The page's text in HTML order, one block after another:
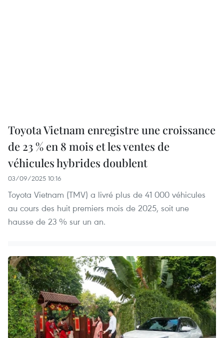
Toyota Vietnam enregistre une croissance
de 23 % en 8 mois et les ventes de
véhicules hybrides doublent
03/09/2025 10:16
Toyota Vietnam (TMV) a livré plus de 41 000 véhicules
au cours des huit premiers mois de 2025, soit une
hausse de 23 % sur un an.